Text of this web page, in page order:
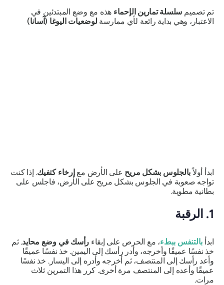
تم تصميمسلسلة تمارين الإحماءهذه مع وضع المبتدئين في
الاعتبار، وهي بداية رائعة لأي ممارسةلوضعيات اليوغا (آسانا)
ابدأ أولاًبالجلوس بشكل مريحعلى الأرض معإرخاء كتفيك. إذا كنت
تواجه صعوبة في الجلوس بشكل مريح على الأرض، فاجلس على
بطانية مطوية.
ابدأبالتنفس ببطء، مع الحرص على إبقاءرأسك في وضع محايد. ثم
خذ نفسًا عميقًا وأخرجه، وأدر رأسك إلى اليمين. خذ نفسًا عميقًا
وأعد رأسك إلى المنتصف، ثم أخرجه وأدره إلى اليسار. خذ نفسًا
عميقًا وأعده إلى المنتصف مرة أخرى. كرر هذا التمرين ثلاث
مرات.